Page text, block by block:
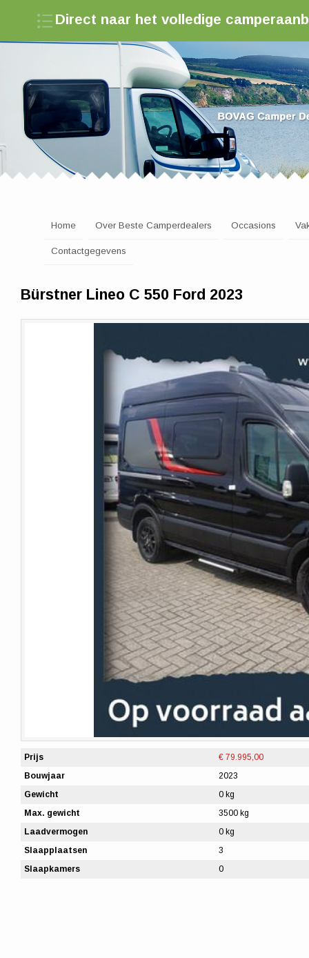
Direct naar het volledige
Zoek een camperdealer in Nederland
Home Over Beste Camperdealers Occasions
Contactgegevens
Bürstner Lineo C 550 Ford 2023
Prijs
€ 79.995,00
Bouwjaar
2023
Gewicht
0 kg
Max. gewicht
3500 kg
Laadvermogen
0 kg
Slaapplaatsen
3
Slaapkamers
0